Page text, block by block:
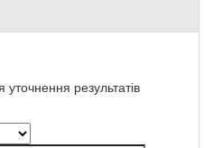
результатів